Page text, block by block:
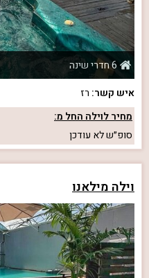
6 חדרי שינה
איש קשר: רז
מחיר לוילה החל מ:
סופ״שלא עודכן
וילה מילאנו